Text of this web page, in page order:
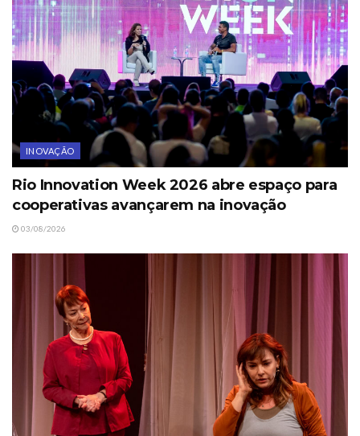
INOVAÇÃO
Rio Innovation Week 2026 abre espaço para
cooperativas avançarem na inovação
03/08/2026